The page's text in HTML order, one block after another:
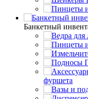
Банкетный
фуршета